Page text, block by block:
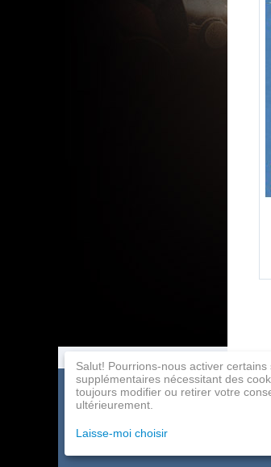
Catalogue de jeux
Paiement
Salut! Pourrions-nous activer certains
supplémentaires nécessitant des
toujours modifier ou retirer votre
ultérieurement.
Laisse-moi choisir